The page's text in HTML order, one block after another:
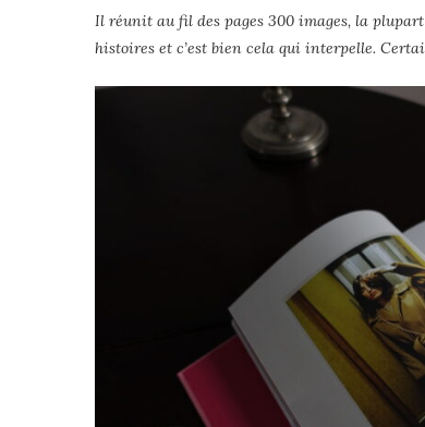
Il réunit au fil des pages 300 images, la
histoires et c’est bien cela qui interpelle.